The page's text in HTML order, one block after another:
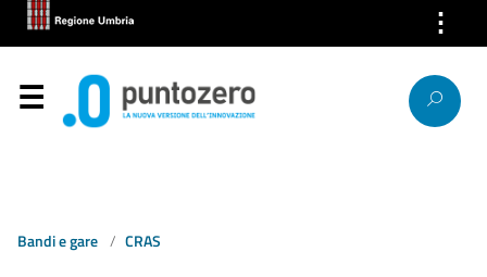
⋮
Chi Siamo
Servizi
Bandi e gare CRAS